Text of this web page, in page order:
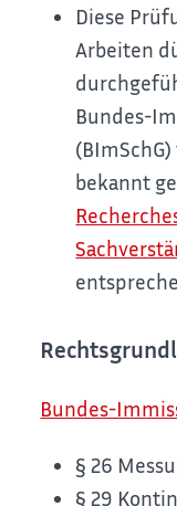
Diese
Arbeiten
Bundes-
bekannt
Bundes-
§ 26
§ 29